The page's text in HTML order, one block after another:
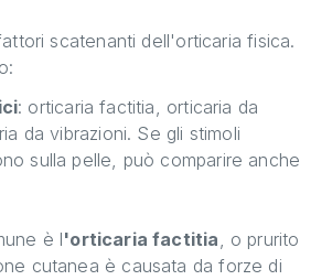
scatenanti dell'orticaria fisica.
: orticaria factitia, orticaria da
da vibrazioni. Se gli stimoli
sulla pelle, può comparire anche
è l'orticaria factitia, o prurito
cutanea è causata da forze di